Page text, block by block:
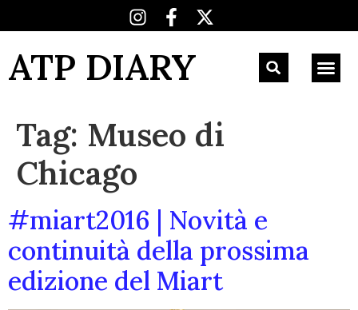
ATP DIARY
Tag: Museo di
Chicago
#miart2016 | Novità e
continuità della prossima
edizione del Miart